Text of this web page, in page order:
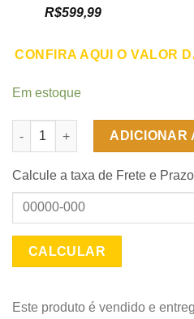
R$599,99
CONFIRA AQUI O VALOR
Em estoque
Colchão Casal Dream Soft 138
ADICIONAR
Calcule a taxa de Frete e
Este produto é vendido e